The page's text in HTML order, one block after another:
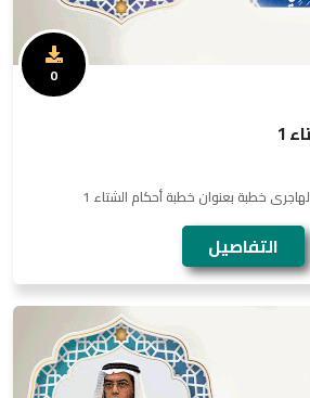
1
خطبة بعنوان خطبة أحكام الشتاء 1
التفاصيل
0